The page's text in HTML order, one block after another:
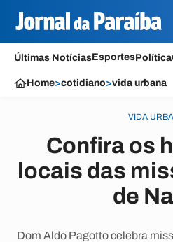
Últimas NotíciasEsportesPolítica
Home>cotidiano>vida urbana
VIDA
Confira os
locais das
de
Dom Aldo Pagotto celebra